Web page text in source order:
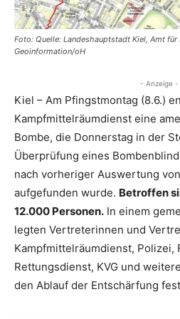
Foto: Quelle: Landeshauptstadt Kiel, Amt für
Geoinformation/oH
- Anzeige -
Kiel – Am Pfingstmontag (8.6.)
Kampfmittelräumdienst eine
Bombe, die Donnerstag in der
Überprüfung eines
nach vorheriger Auswertung
aufgefunden wurde. Betroffen
12.000 Personen. In einem
legten Vertreterinnen und
Kampfmittelräumdienst, Polizei,
Rettungsdienst, KVG und
den Ablauf der Entschärfung